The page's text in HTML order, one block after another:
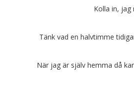
Kolla in, jag
Tänk vad en halvtimme
När jag är själv hemma då